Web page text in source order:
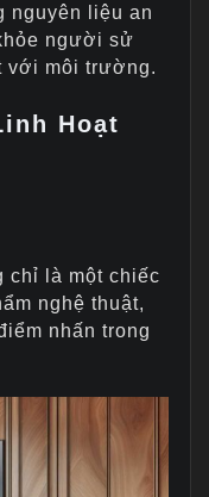
nguyên liệu an
người sử
với môi trường.
Hoạt
chỉ là một chiếc
nghệ thuật,
nhấn trong